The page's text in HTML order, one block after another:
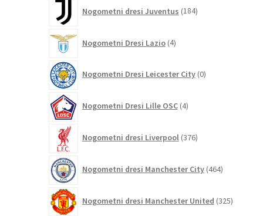
Nogometni dresi Juventus 184izdelkov
Nogometni Dresi Lazio 4izdelki
Nogometni Dresi Leicester City 0izdelkov
Nogometni Dresi Lille OSC 4izdelki
Nogometni dresi Liverpool 376izdelkov
Nogometni dresi Manchester City 464izdelkov
Nogometni dresi Manchester United 325izdelkov